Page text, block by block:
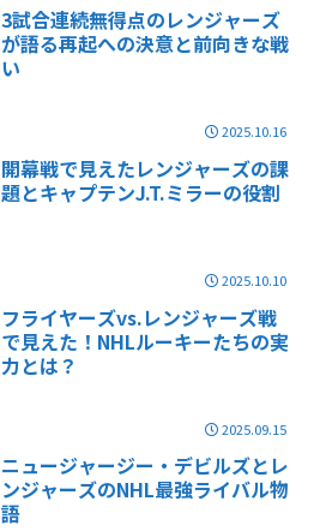
3試合連続無得点のレンジャーズ
が語る再起への決意と前向きな戦
い
2025.10.16
開幕戦で見えたレンジャーズの課
題とキャプテンJ.T.ミラーの役割
2025.10.10
フライヤーズvs.レンジャーズ戦
で見えた！NHLルーキーたちの実
力とは？
2025.09.15
ニュージャージー・デビルズとレ
ンジャーズのNHL最強ライバル物
語